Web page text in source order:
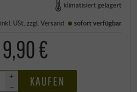
klimatisiert gelagert
inkl. USt , zzgl.Versand sofort verfügbar
9,90 €
+
–
KAUFEN